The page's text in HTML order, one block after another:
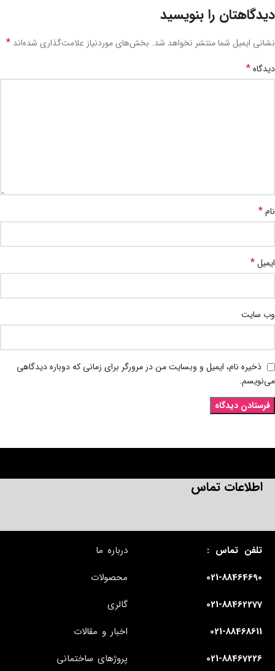
دیدگاهتان را بنویسید
نشانی ایمیل شما منتشر نخواهد شد. بخش‌های موردنیاز علامت‌گذاری شده‌اند *
دیدگاه*
نام*
ایمیل*
وب‌ سایت
ذخیره نام، ایمیل و وبسایت من در مرورگر برای زمانی که دوباره دیدگاهی
می‌نویسم.
اطلاعات تماس
تلفن تماس :
021-88464690
021-88462277
021-88468611
021-88467226
درباره ما
محصولات
گالری
اخبار و مقالات
پروژهای ساختمانی